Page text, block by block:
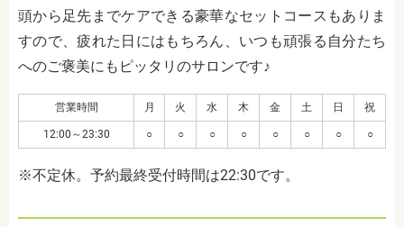
頭から足先までケアできる豪華なセットコースもありま
すので、疲れた日にはもちろん、いつも頑張る自分たち
へのご褒美にもピッタリのサロンです♪
営業時間 月 火 水 木 金 土 日 祝
12:00～23:30 ○ ○ ○ ○ ○ ○ ○ ○
※不定休。予約最終受付時間は22:30です。